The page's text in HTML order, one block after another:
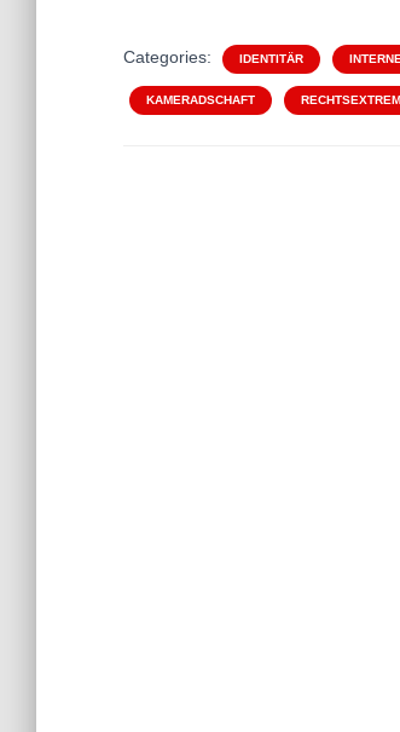
Categories: IDENTITÄR
KAMERADSCHAFT